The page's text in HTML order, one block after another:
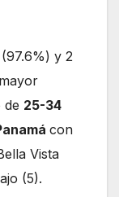
(97.6%) y 2
de 25-34
con
Vista
(5).